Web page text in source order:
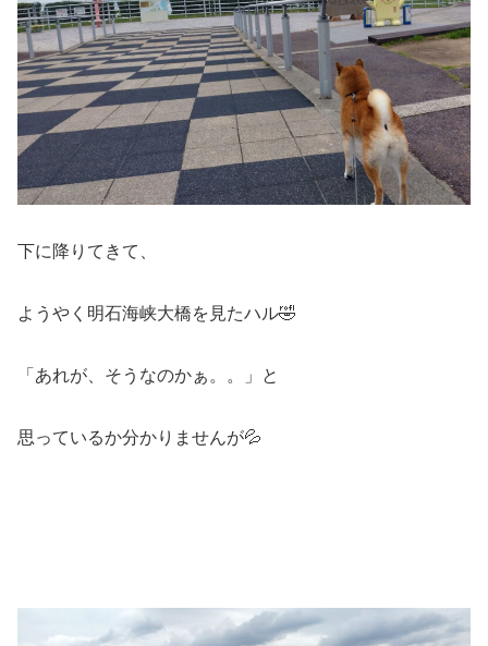
下に降りてきて、
ようやく明石海峡大橋を見たハル🤣
「あれが、そうなのかぁ。。」と
思っているか分かりませんが💦